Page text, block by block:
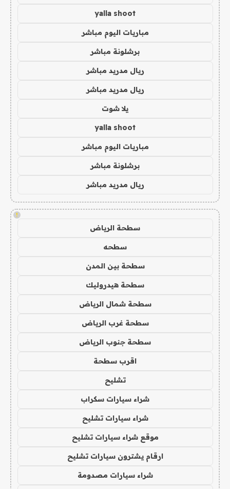
yalla shoot
مباريات اليوم مباشر
برشلونة مباشر
ريال مدريد مباشر
ريال مدريد مباشر
يلا شوت
yalla shoot
مباريات اليوم مباشر
برشلونة مباشر
ريال مدريد مباشر
!
سطحة الرياض
سطحه
سطحة بين المدن
سطحة هيدروليك
سطحة شمال الرياض
سطحة غرب الرياض
سطحة جنوب الرياض
اقرب سطحة
تشليح
شراء سيارات سكراب
شراء سيارات تشليح
موقع شراء سيارات تشليح
ارقام يشترون سيارات تشليح
شراء سيارات مصدومة